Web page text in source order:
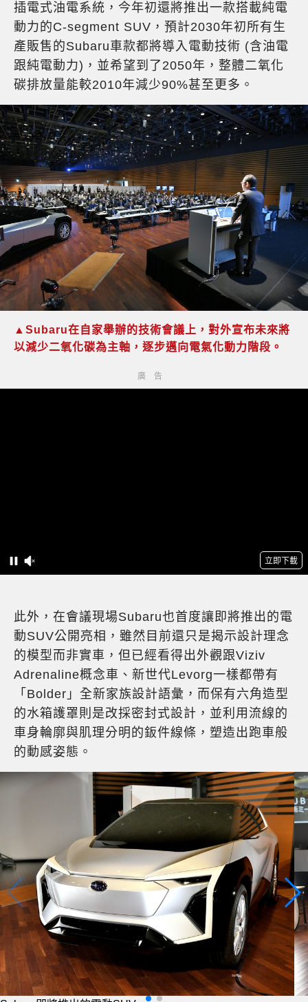
插電式油電系統，今年初還將推出一款搭載純電
動力的C-segment SUV，預計2030年初所有生
產販售的Subaru車款都將導入電動技術 (含油電
跟純電動力)，並希望到了2050年，整體二氧化
碳排放量能較2010年減少90%甚至更多。
▲Subaru在自家舉辦的技術會議上，對外宣布未來將
以減少二氧化碳為主軸，逐步邁向電氣化動力階段。
此外，在會議現場Subaru也首度讓即將推出的電
動SUV公開亮相，雖然目前還只是揭示設計理念
的模型而非實車，但已經看得出外觀跟Viziv
Adrenaline概念車、新世代Levorg一樣都帶有
「Bolder」全新家族設計語彙，而保有六角造型
的水箱護罩則是改採密封式設計，並利用流線的
車身輪廓與肌理分明的鈑件線條，塑造出跑車般
的動感姿態。